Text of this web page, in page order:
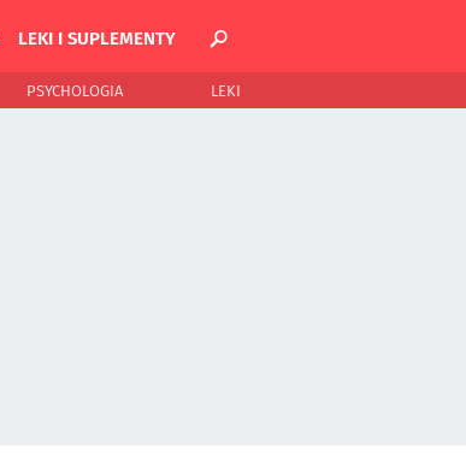
LEKI I SUPLEMENTY
PSYCHOLOGIA LEKI